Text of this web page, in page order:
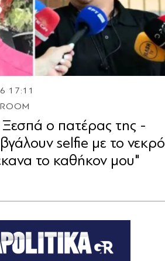
17:11
Ξεσπά ο πατέρας της -
selfie με το νεκρό
το καθήκον μου"